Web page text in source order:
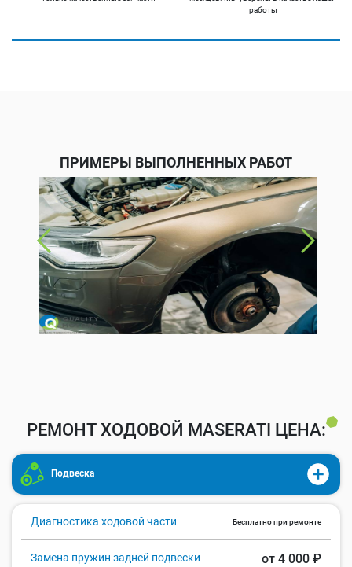
работы
ПРИМЕРЫ ВЫПОЛНЕННЫХ РАБОТ
РЕМОНТ ХОДОВОЙ MASERATI ЦЕНА:
Подвеска
Диагностика ходовой части Бесплатно при ремонте
Замена пружин задней подвески от 4 000 ₽